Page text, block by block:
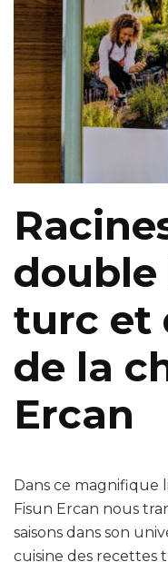
turc et
de la
Ercan
Dans ce magnifique
Fisun Ercan nous
saisons dans son
cuisine des recettes